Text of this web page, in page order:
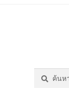
ค้นหา:
ค้นหา